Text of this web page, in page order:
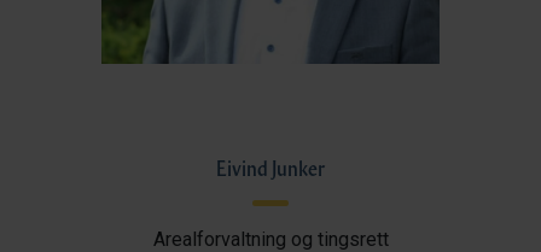
Eivind Junker
Arealforvaltning og tingsrett